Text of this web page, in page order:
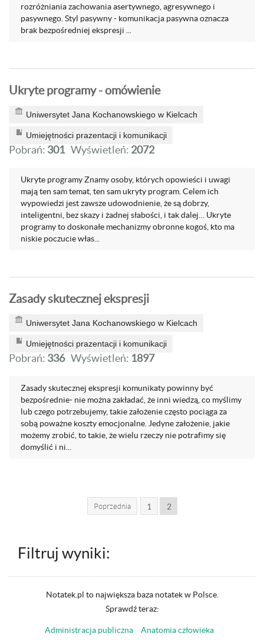
rozróżniania zachowania asertywnego, agresywnego i
pasywnego. Styl pasywny - komunikacja pasywna oznacza
brak bezpośredniej ekspresji ...
Ukryte programy - omówienie
Uniwersytet Jana Kochanowskiego w Kielcach
Umiejętności prazentacji i komunikacji
Pobrań: 301 Wyświetleń: 2072
Ukryte programy Znamy osoby, których opowieści i uwagi
mają ten sam temat, ten sam ukryty program. Celem ich
wypowiedzi jest zawsze udowodnienie, że są dobrzy,
inteligentni, bez skazy i żadnej słabości, i tak dalej… Ukryte
programy to doskonałe mechanizmy obronne kogoś, kto ma
niskie poczucie włas...
Zasady skutecznej ekspresji
Uniwersytet Jana Kochanowskiego w Kielcach
Umiejętności prazentacji i komunikacji
Pobrań: 336 Wyświetleń: 1897
Zasady skutecznej ekspresji komunikaty powinny być
bezpośrednie- nie można zakładać, że inni wiedzą, co myślimy
lub czego potrzebujemy, takie założenie często pociąga za
sobą poważne koszty emocjonalne. Jedyne założenie, jakie
możemy zrobić, to takie, że wielu rzeczy nie potrafimy się
domyślić i ni...
Poprzednia 1 2
Filtruj wyniki:
Notatek.pl to największa baza notatek w Polsce.
Sprawdź teraz:
Administracja publiczna
Anatomia człowieka